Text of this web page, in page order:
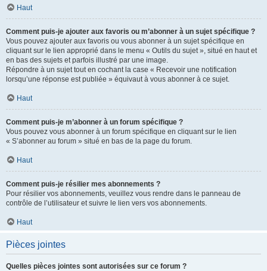
Haut
Comment puis-je ajouter aux favoris ou m’abonner à un sujet spécifique ?
Vous pouvez ajouter aux favoris ou vous abonner à un sujet spécifique en
cliquant sur le lien approprié dans le menu « Outils du sujet », situé en haut et
en bas des sujets et parfois illustré par une image.
Répondre à un sujet tout en cochant la case « Recevoir une notification
lorsqu’une réponse est publiée » équivaut à vous abonner à ce sujet.
Haut
Comment puis-je m’abonner à un forum spécifique ?
Vous pouvez vous abonner à un forum spécifique en cliquant sur le lien
« S’abonner au forum » situé en bas de la page du forum.
Haut
Comment puis-je résilier mes abonnements ?
Pour résilier vos abonnements, veuillez vous rendre dans le panneau de
contrôle de l’utilisateur et suivre le lien vers vos abonnements.
Haut
Pièces jointes
Quelles pièces jointes sont autorisées sur ce forum ?